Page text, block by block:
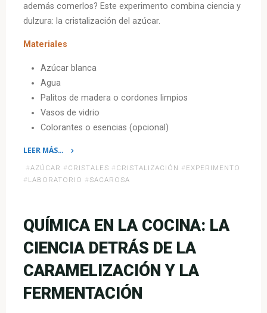
además comerlos? Este experimento combina ciencia y
dulzura: la cristalización del azúcar.
Materiales
Azúcar blanca
Agua
Palitos de madera o cordones limpios
Vasos de vidrio
Colorantes o esencias (opcional)
LEER MÁS…
«Cristales
comestibles
(química
en
tu
cocina)»
#AZÚCAR # CRISTALES # CRISTALIZACIÓN # EXPERIMENTO
# LABORATORIO # SACAROSA
QUÍMICA EN LA COCINA: LA
CIENCIA DETRÁS DE LA
CARAMELIZACIÓN Y LA
FERMENTACIÓN